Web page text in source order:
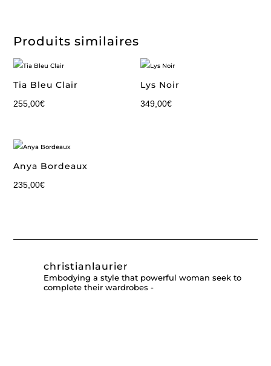
Produits similaires
Tia Bleu Clair
255,00€
Lys Noir
349,00€
Anya Bordeaux
235,00€
christianlaurier
Embodying a style that powerful woman seek to
complete their wardrobes -